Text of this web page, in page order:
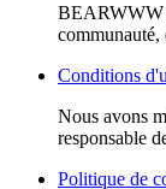
BEARWWW
communauté,
Conditions
Nous avons
responsable
Politique de